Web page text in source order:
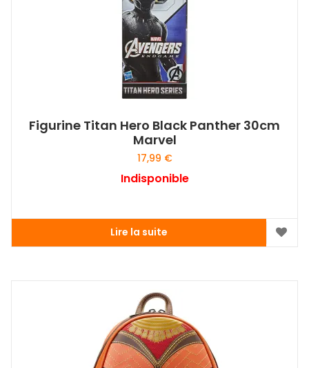
Figurine Titan Hero Black Panther 30cm
Marvel
17,99 €
Indisponible
Lire la suite